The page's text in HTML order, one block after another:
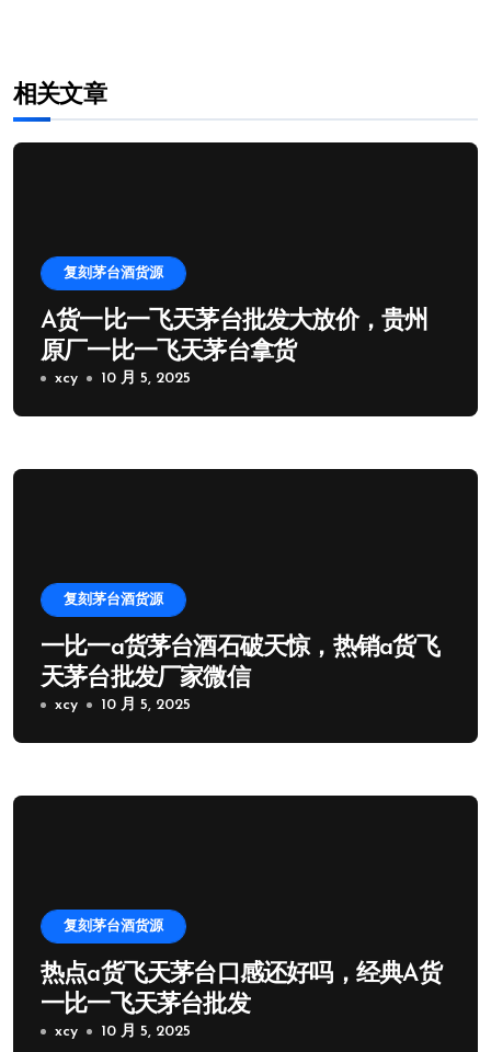
相关文章
复刻茅台酒货源
A货一比一飞天茅台批发大放价，贵州
原厂一比一飞天茅台拿货
xcy 10 月 5, 2025
复刻茅台酒货源
一比一a货茅台酒石破天惊，热销a货飞
天茅台批发厂家微信
xcy 10 月 5, 2025
复刻茅台酒货源
热点a货飞天茅台口感还好吗，经典A货
一比一飞天茅台批发
xcy 10 月 5, 2025